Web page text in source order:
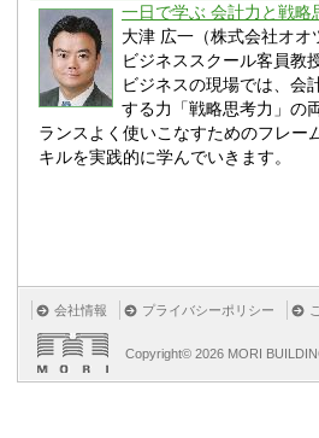
一日で学ぶ 会計力と戦略
大津 広一（株式会社オ
ビジネススクール客員教授
ビジネスの現場では、会
する力「戦略思考力」の
ランスよく使いこなすためのフレー
キルを実践的に学んでいきます。
会社情報 プライバシーポリシー
Copyright© 2026 MORI